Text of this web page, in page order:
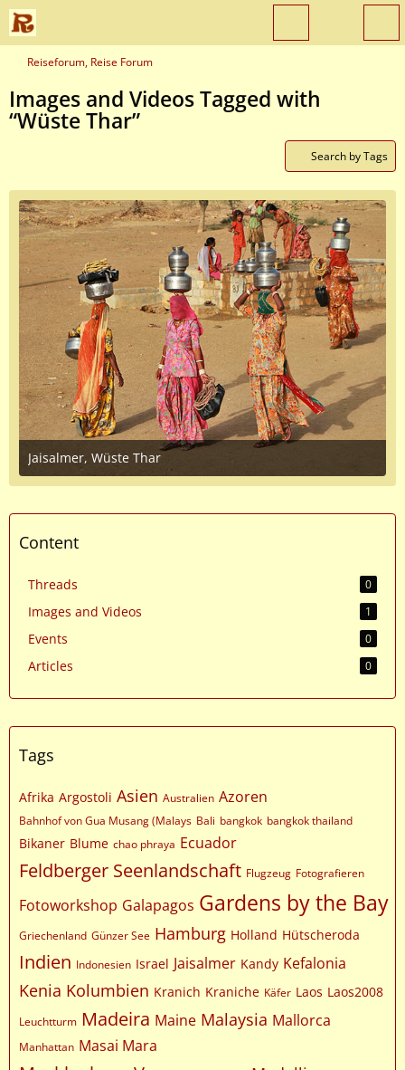
Reiseforum, Reise Forum
Images and Videos Tagged with
“Wüste Thar”
Search by Tags
Jaisalmer, Wüste Thar
June 17, 2016 at 7:23 AM
Content
Threads 0
Images and Videos 1
Events 0
Articles 0
Tags
Afrika Argostoli Asien Australien Azoren
Bahnhof von Gua Musang (Malays Bali bangkok bangkok thailand
Bikaner Blume chao phraya Ecuador
Feldberger Seenlandschaft Flugzeug Fotografieren
Fotoworkshop Galapagos Gardens by the Bay
Griechenland Günzer See Hamburg Holland Hütscheroda
Indien Indonesien Israel Jaisalmer Kandy Kefalonia
Kenia Kolumbien Kranich Kraniche Käfer Laos Laos2008
Leuchtturm Madeira Maine Malaysia Mallorca
Manhattan Masai Mara